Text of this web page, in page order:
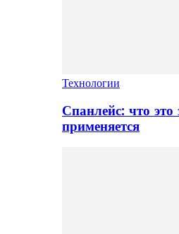
Технологии
Спанлейс: что это
применяется